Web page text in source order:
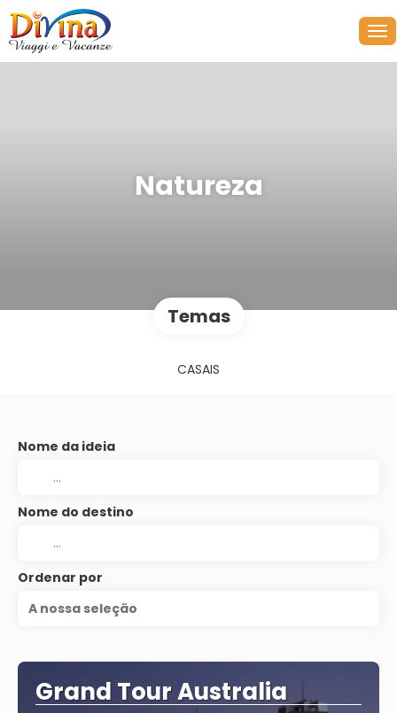
Natureza
Temas
CASAIS
Nome da ideia
Nome do destino
Ordenar por
A nossa seleção
Grand Tour Australia